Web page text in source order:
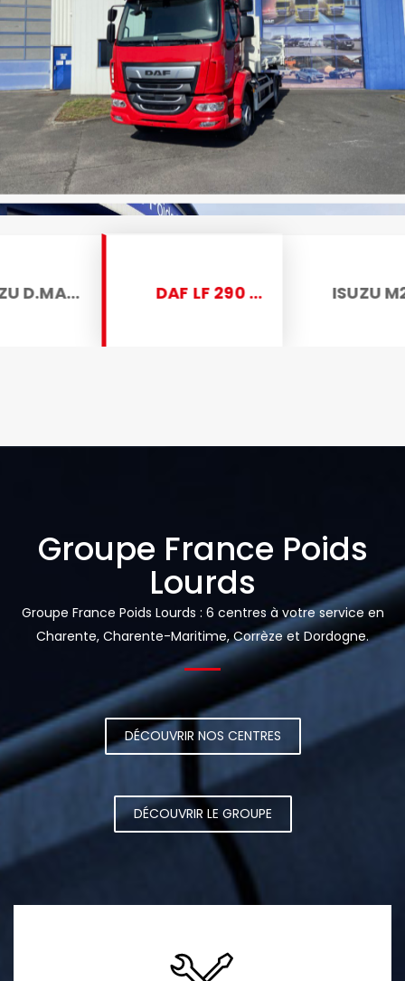
ISUZU D.MAX SINGLE N57 4X4 M/T CAMIONNETTE
DAF LF 290 FA PORTEUR ISUZU M27 LARGE F
Groupe France Poids
Lourds
Groupe France Poids Lourds : 6 centres à votre service en
Charente, Charente-Maritime, Corrèze et Dordogne.
DÉCOUVRIR NOS CENTRES
DÉCOUVRIR LE GROUPE